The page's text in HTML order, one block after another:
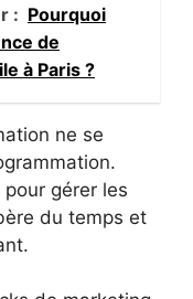
: Pourquoi
de
à Paris ?
ne se
gérer les
du temps et